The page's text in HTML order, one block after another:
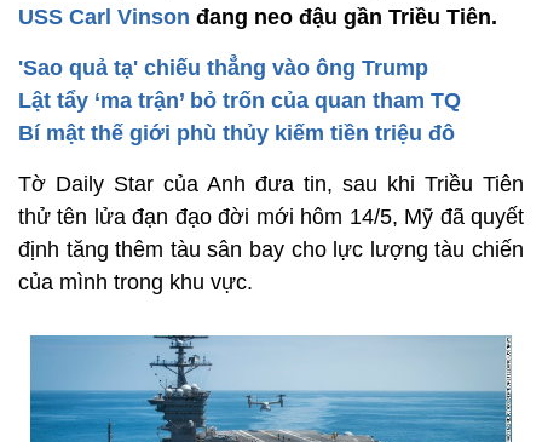
USS Carl Vinson đang neo đậu gần Triều Tiên.
'Sao quả tạ' chiếu thẳng vào ông Trump
Lật tẩy ‘ma trận’ bỏ trốn của quan tham TQ
Bí mật thế giới phù thủy kiếm tiền triệu đô
Tờ Daily Star của Anh đưa tin, sau khi Triều Tiên
thử tên lửa đạn đạo đời mới hôm 14/5, Mỹ đã quyết
định tăng thêm tàu sân bay cho lực lượng tàu chiến
của mình trong khu vực.